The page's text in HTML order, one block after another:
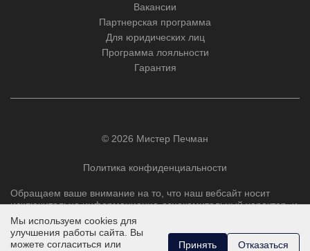
Вакансии
Партнерская программа
Для юридических лиц
Программа лояльности
Гарантия
© 2026 Мистер Печман
Политика конфиденциальности
Обращаем ваше внимание на то, что наш вебсайт носит
исключительно информационно-ознакомительный характер, и
ни при каких условиях не является публичной офертой,
определяемой положениями Статьи 437 Гражданского
кодекса РФ.
Мы используем cookies для
улучшения работы сайта. Вы
можете согласиться или
Принять Отказаться